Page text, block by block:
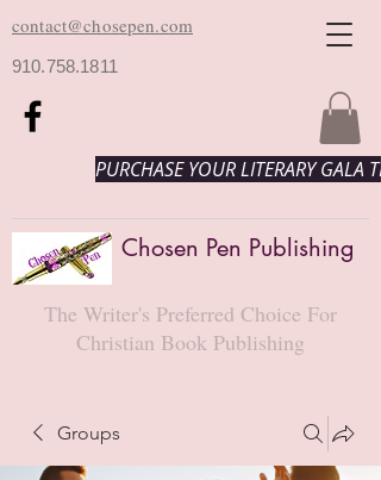
contact@chosepen.com
910.758.1811
PURCHASE YOUR LITERARY GALA
Chosen Pen Publishing
The Writer's Preferred Choice For
Christian Book Publishing
Groups